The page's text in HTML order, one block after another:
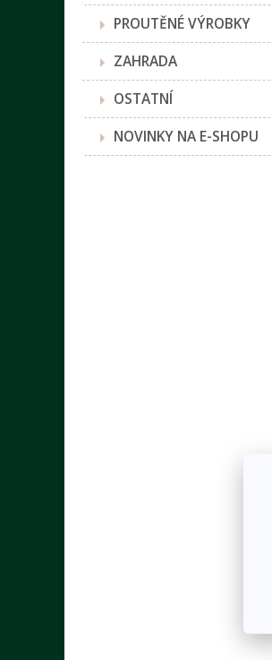
PROUTĚNÉ VÝROBKY
ZAHRADA
OSTATNÍ
NOVINKY NA E-SHOPU